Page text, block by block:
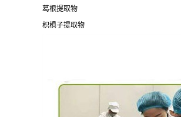
葛根提取物
枳椇子提取物